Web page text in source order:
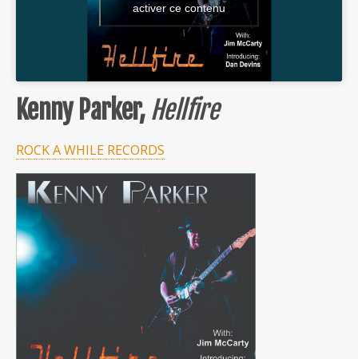
activer ce contenu
Kenny Parker, Hellfire
ROCK A WHILE RECORDS